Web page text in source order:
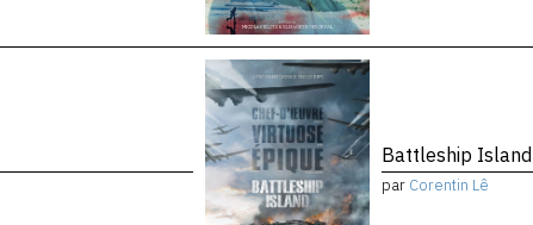
Battleship Island
par Corentin Lê